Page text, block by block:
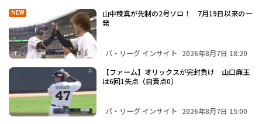
NEW
山中稜真が先制の2号ソロ！ 7月19日以来の一
発
パ・リーグ インサイト 2026年8月7日 18:20
【ファーム】オリックスが完封負け 山口廉王
は6回1失点（自責点0）
パ・リーグ インサイト 2026年8月7日 15:00